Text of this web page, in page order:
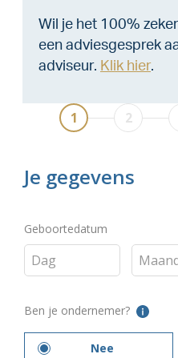
Wil je het 100%
een adviesgesprek
adviseur. Klik hier.